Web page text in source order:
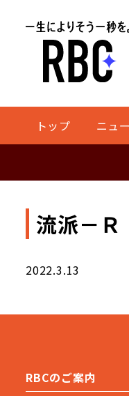
トップ ニュ
流派－
2022.3.13
RBCのご案内